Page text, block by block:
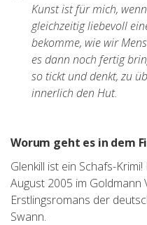
Kunst ist für mich,
gleichzeitig liebevoll
bekomme, wie wir
es dann noch fertig
so tickt und denkt, zu
innerlich den Hut.
Worum geht es in dem
Glenkill ist ein Schafs-
August 2005 im Goldmann
Erstlingsromans der
Swann.